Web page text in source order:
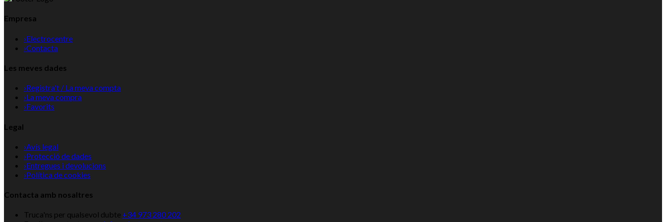
Empresa
›Electrocentre
›Contacta
Les meves dades
›Registra't / La meva compta
›La meva compra
›Favorits
Legal
›Avís legal
›Protecció de dades
›Entregues i devolucions
›Política de cookies
Contacta amb nosaltres
Truca'ns per qualsevol dubte +34 973 280 202